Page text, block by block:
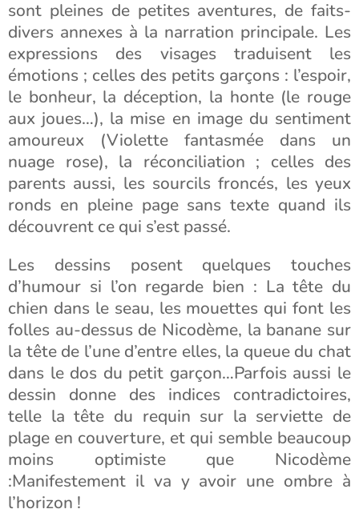
sont pleines de petites aventures, de faits-
divers annexes à la narration principale. Les
expressions des visages traduisent les
émotions ; celles des petits garçons : l’espoir,
le bonheur, la déception, la honte (le rouge
aux joues…), la mise en image du sentiment
amoureux (Violette fantasmée dans un
nuage rose), la réconciliation ; celles des
parents aussi, les sourcils froncés, les yeux
ronds en pleine page sans texte quand ils
découvrent ce qui s’est passé.
Les dessins posent quelques touches
d’humour si l’on regarde bien : La tête du
chien dans le seau, les mouettes qui font les
folles au-dessus de Nicodème, la banane sur
la tête de l’une d’entre elles, la queue du chat
dans le dos du petit garçon…Parfois aussi le
dessin donne des indices contradictoires,
telle la tête du requin sur la serviette de
plage en couverture, et qui semble beaucoup
moins optimiste que Nicodème
:Manifestement il va y avoir une ombre à
l’horizon !